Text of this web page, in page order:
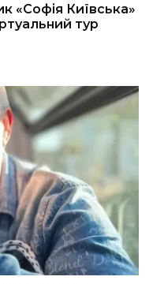
«Софія Київська»
тур